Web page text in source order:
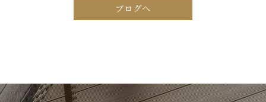
ブログへ